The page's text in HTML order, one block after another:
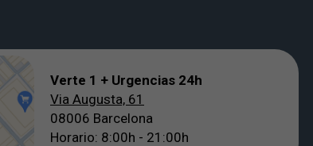
Verte 1 + Urgencias 24h
Via Augusta, 61
08006 Barcelona
Horario: 8:00h - 21:00h